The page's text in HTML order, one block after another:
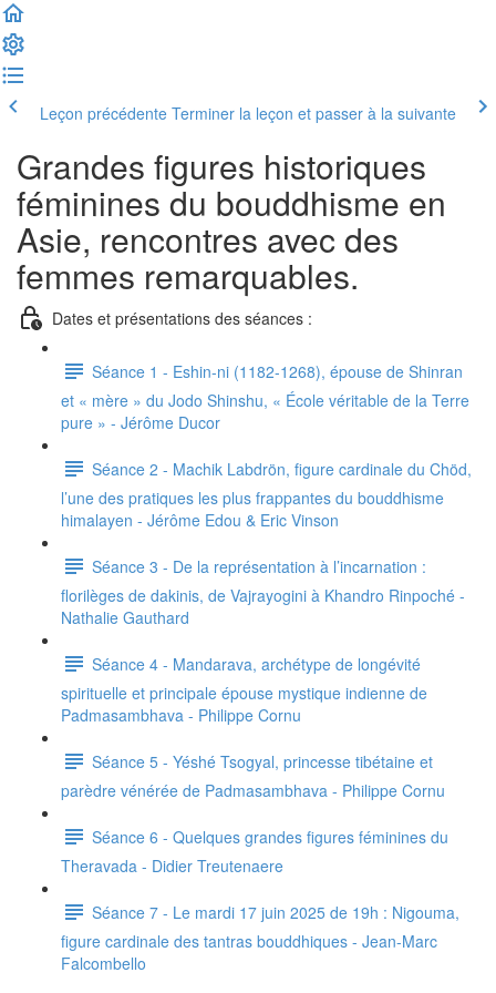
Leçon précédente Terminer la leçon et passer à la suivante
Grandes figures historiques
féminines du bouddhisme en
Asie, rencontres avec des
femmes remarquables.
Dates et présentations des séances :
Séance 1 - Eshin-ni (1182-1268), épouse de Shinran
et « mère » du Jodo Shinshu, « École véritable de la Terre
pure » - Jérôme Ducor
Séance 2 - Machik Labdrön, figure cardinale du Chöd,
l’une des pratiques les plus frappantes du bouddhisme
himalayen - Jérôme Edou & Eric Vinson
Séance 3 - De la représentation à l’incarnation :
florilèges de dakinis, de Vajrayogini à Khandro Rinpoché -
Nathalie Gauthard
Séance 4 - Mandarava, archétype de longévité
spirituelle et principale épouse mystique indienne de
Padmasambhava - Philippe Cornu
Séance 5 - Yéshé Tsogyal, princesse tibétaine et
parèdre vénérée de Padmasambhava - Philippe Cornu
Séance 6 - Quelques grandes figures féminines du
Theravada - Didier Treutenaere
Séance 7 - Le mardi 17 juin 2025 de 19h : Nigouma,
figure cardinale des tantras bouddhiques - Jean-Marc
Falcombello